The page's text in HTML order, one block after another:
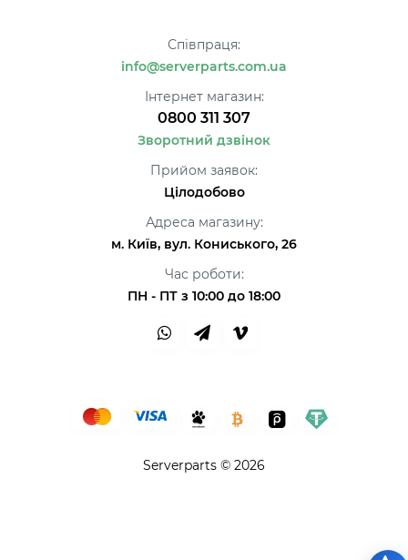
Співпраця:
info@serverparts.com.ua
Інтернет магазин:
0800 311 307
Зворотний дзвінок
Прийом заявок:
Цілодобово
Адреса магазину:
м. Київ, вул. Кониського, 26
Час роботи:
ПН - ПТ з 10:00 до 18:00
Serverparts © 2026